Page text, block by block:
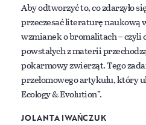
Aby odtworzyć to, co zdarzyło
przeczesać literaturę naukową
wzmianek o bromalitach –
powstałych z materii
pokarmowy zwierząt. Tego
przełomowego artykułu, który
Ecology & Evolution”.
JOLANTA IWAŃCZUK